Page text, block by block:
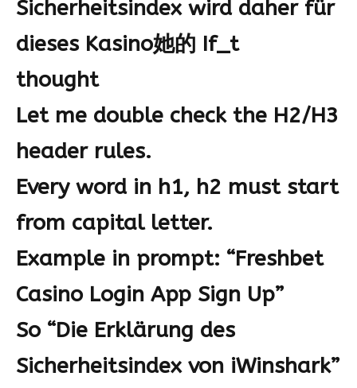
Sicherheitsindex wird daher für
dieses Kasino她的 If_t
thought
Let me double check the H2/H3
header rules.
Every word in h1, h2 must start
from capital letter.
Example in prompt: “Freshbet
Casino Login App Sign Up”
So “Die Erklärung des
Sicherheitsindex von iWinshark”